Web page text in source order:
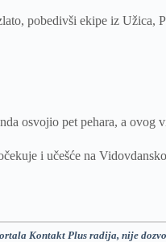
pobedivši ekipe iz Užica,
osvojio pet pehara, a ovog
i učešće na
Kontakt Plus radija, nije